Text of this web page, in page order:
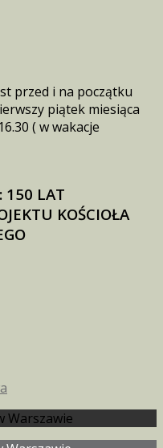
przed i na początku
piątek miesiąca
( w wakacje
150 LAT
KOŚCIOŁA
Warszawie